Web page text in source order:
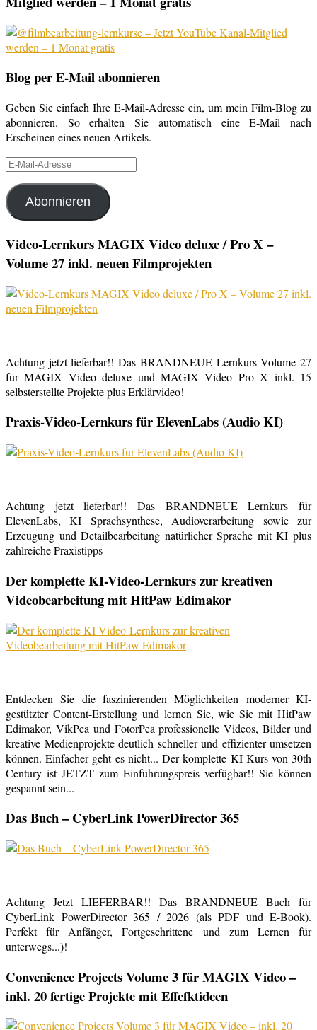
Blog per E-Mail abonnieren
Geben Sie einfach Ihre E-Mail-Adresse ein, um mein Film-Blog zu
abonnieren. So erhalten Sie automatisch eine E-Mail nach
Erscheinen eines neuen Artikels.
E-
Adresse
Abonnieren
Video-Lernkurs MAGIX Video deluxe / Pro X –
Volume 27 inkl. neuen Filmprojekten
Achtung jetzt lieferbar!! Das BRANDNEUE Lernkurs Volume 27
für MAGIX Video deluxe und MAGIX Video Pro X inkl. 15
selbsterstellte Projekte plus Erklärvideo!
Praxis-Video-Lernkurs für ElevenLabs (Audio KI)
Achtung jetzt lieferbar!! Das BRANDNEUE Lernkurs für
ElevenLabs, KI Sprachsynthese, Audioverarbeitung sowie zur
Erzeugung und Detailbearbeitung natürlicher Sprache mit KI plus
zahlreiche Praxistipps
Der komplette KI-Video-Lernkurs zur kreativen
Videobearbeitung mit HitPaw Edimakor
Entdecken Sie die faszinierenden Möglichkeiten moderner KI-
gestützter Content-Erstellung und lernen Sie, wie Sie mit HitPaw
Edimakor, VikPea und FotorPea professionelle Videos, Bilder und
kreative Medienprojekte deutlich schneller und effizienter umsetzen
können. Einfacher geht es nicht... Der komplette KI-Kurs von 30th
Century ist JETZT zum Einführungspreis verfügbar!! Sie können
gespannt sein...
Das Buch – CyberLink PowerDirector 365
Achtung Jetzt LIEFERBAR!! Das BRANDNEUE Buch für
CyberLink PowerDirector 365 / 2026 (als PDF und E-Book).
Perfekt für Anfänger, Fortgeschrittene und zum Lernen für
unterwegs...)!
Convenience Projects Volume 3 für MAGIX Video –
inkl. 20 fertige Projekte mit Effefktideen